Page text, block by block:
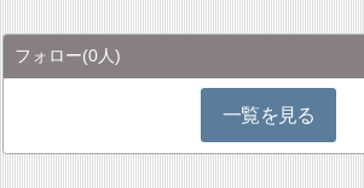
フォロー(0人)
一覧を見る